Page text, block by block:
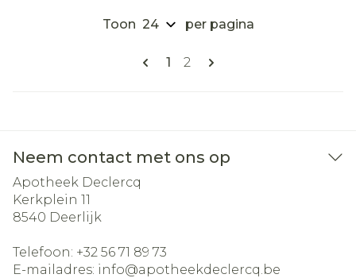
Pagina's
U lees momenteel pagina
1 Pagina
2
Toon per pagina
Neem contact met ons op
Apotheek Declercq
Kerkplein 11
8540 Deerlijk
Telefoon: +32 56 71 89 73
E-mailadres: info@apotheekdeclercq.be